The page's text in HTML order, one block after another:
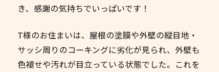
き、感謝の気持ちでいっぱいです！
T様のお住まいは、屋根の塗膜や外壁の縦目地・
サッシ周りのコーキングに劣化が見られ、外壁も
色褪せや汚れが目立っている状態でした。これを